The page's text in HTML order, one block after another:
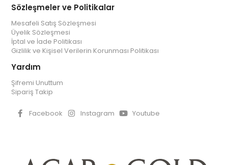
Sözleşmeler ve Politikalar
Mesafeli Satış Sözleşmesi
Üyelik Sözleşmesi
İptal ve İade Politikası
Gizlilik ve Kişisel Verilerin Korunması Politikası
Yardım
Şifremi Unuttum
Sipariş Takip
Facebook Instagram Youtube